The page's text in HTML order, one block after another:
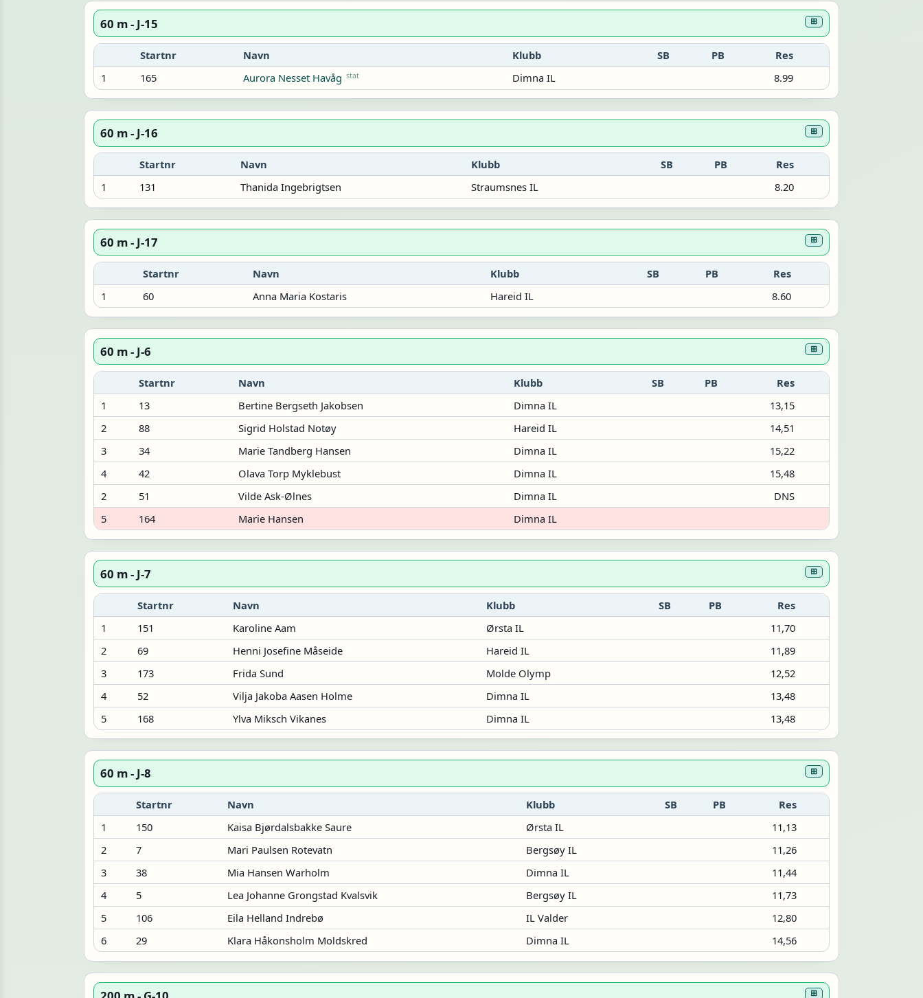
60 m - J-15 ⊞
Startnr Navn Klubb SB PB
Res
1
165 Aurora Nesset Havåg stat Dimna IL 8.99
60 m - J-16 ⊞
Startnr Navn Klubb SB PB
Res
1
131 Thanida Ingebrigtsen Straumsnes IL 8.20
60 m - J-17 ⊞
Startnr Navn Klubb SB PB
Res
1
60 Anna Maria Kostaris Hareid IL 8.60
60 m - J-6 ⊞
Startnr Navn Klubb SB PB
Res
1
13 Bertine Bergseth Jakobsen Dimna IL
13,15
2
88 Sigrid Holstad Notøy Hareid IL
14,51
3
34 Marie Tandberg Hansen Dimna IL
15,22
4
42 Olava Torp Myklebust Dimna IL
15,48
2
51 Vilde Ask-Ølnes Dimna IL
DNS
5
164 Marie Hansen Dimna IL
60 m - J-7 ⊞
Startnr Navn Klubb SB PB
Res
1
151 Karoline Aam Ørsta IL
11,70
2
69 Henni Josefine Måseide Hareid IL
11,89
3
173 Frida Sund Molde Olymp
12,52
4
52 Vilja Jakoba Aasen Holme Dimna IL
13,48
5
168 Ylva Miksch Vikanes Dimna IL 13,48
60 m - J-8 ⊞
Startnr Navn Klubb SB PB
Res
1
150 Kaisa Bjørdalsbakke Saure Ørsta IL
11,13
2
7 Mari Paulsen Rotevatn Bergsøy IL
11,26
3
38 Mia Hansen Warholm Dimna IL
11,44
4
5 Lea Johanne Grongstad Kvalsvik Bergsøy IL
11,73
5
106 Eila Helland Indrebø IL Valder
12,80
6
29 Klara Håkonsholm Moldskred Dimna IL 14,56
⊞